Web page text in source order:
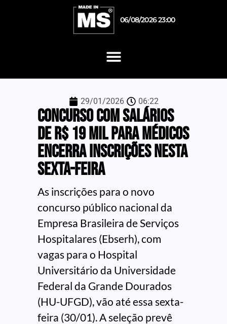
06/08/2026 23:00
29/01/2026 06:22
Concurso com salários
de R$ 19 mil para médicos
encerra inscrições nesta
sexta-feira
As inscrições para o novo
concurso público nacional da
Empresa Brasileira de Serviços
Hospitalares (Ebserh), com
vagas para o Hospital
Universitário da Universidade
Federal da Grande Dourados
(HU-UFGD), vão até essa sexta-
feira (30/01). A seleção prevê